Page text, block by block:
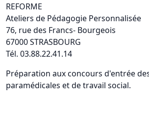
REFORME
Ateliers de Pédagogie Personnalisée
76, rue des Francs- Bourgeois
67000 STRASBOURG
Tél. 03.88.22.41.14
Préparation aux concours d'entrée
paramédicales et de travail social.